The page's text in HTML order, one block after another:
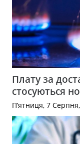
Плату за
стосуються
П’ятниця, 7